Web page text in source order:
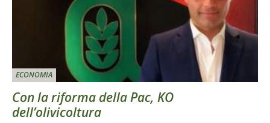
ECONOMIA
Con la riforma della Pac, KO
dell’olivicoltura